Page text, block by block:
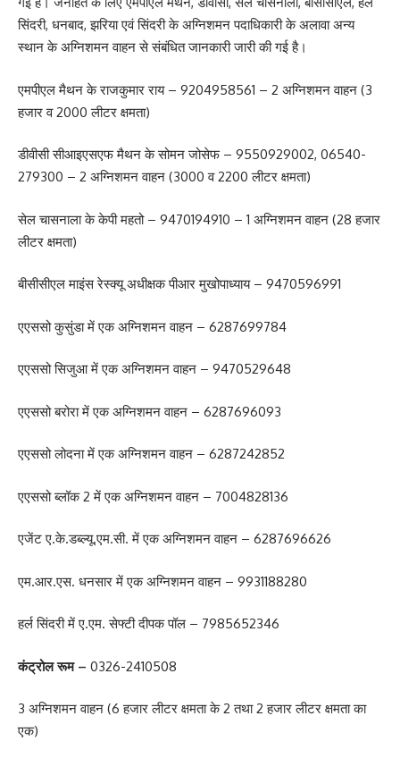
सिंदरी, धनबाद, झरिया एवं सिंदरी के अग्निशमन पदाधिकारी के अलावा अन्य
स्थान के अग्निशमन वाहन से संबंधित जानकारी जारी की गई है।
एमपीएल मैथन के राजकुमार राय – 9204958561 – 2 अग्निशमन वाहन (3
हजार व 2000 लीटर क्षमता)
डीवीसी सीआइएसएफ मैथन के सोमन जोसेफ – 9550929002, 06540-
279300 – 2 अग्निशमन वाहन (3000 व 2200 लीटर क्षमता)
सेल चासनाला के केपी महतो – 9470194910 – 1 अग्निशमन वाहन (28 हजार
लीटर क्षमता)
बीसीसीएल माइंस रेस्क्यू अधीक्षक पीआर मुखोपाध्याय – 9470596991
एएससो कुसुंडा में एक अग्निशमन वाहन – 6287699784
एएससो सिजुआ में एक अग्निशमन वाहन – 9470529648
एएससो बरोरा में एक अग्निशमन वाहन – 6287696093
एएससो लोदना में एक अग्निशमन वाहन – 6287242852
एएससो ब्लॉक 2 में एक अग्निशमन वाहन – 7004828136
एजेंट ए.के.डब्ल्यू.एम.सी. में एक अग्निशमन वाहन – 6287696626
एम.आर.एस. धनसार में एक अग्निशमन वाहन – 9931188280
हर्ल सिंदरी में ए.एम. सेफ्टी दीपक पॉल – 7985652346
कंट्रोल रूम – 0326-2410508
3 अग्निशमन वाहन (6 हजार लीटर क्षमता के 2 तथा 2 हजार लीटर क्षमता का
एक)